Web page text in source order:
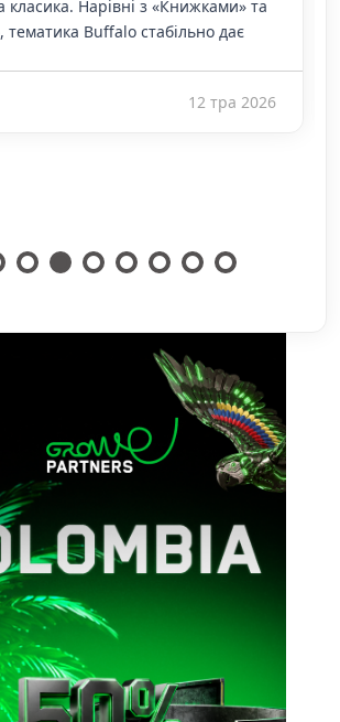
класика. Нарівні з «Книжками» та
тематика Buffalo стабільно дає
12 тра 2026